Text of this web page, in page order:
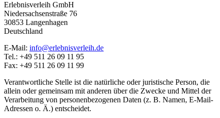
Erlebnisverleih GmbH
Niedersachsenstraße 76
30853 Langenhagen
Deutschland
E-Mail: info@erlebnisverleih.de
Tel.: +49 511 26 09 11 95
Fax: +49 511 26 09 11 99
Verantwortliche Stelle ist die natürliche oder juristische Person, die
allein oder gemeinsam mit anderen über die Zwecke und Mittel der
Verarbeitung von personenbezogenen Daten (z. B. Namen, E-Mail-
Adressen o. Ä.) entscheidet.